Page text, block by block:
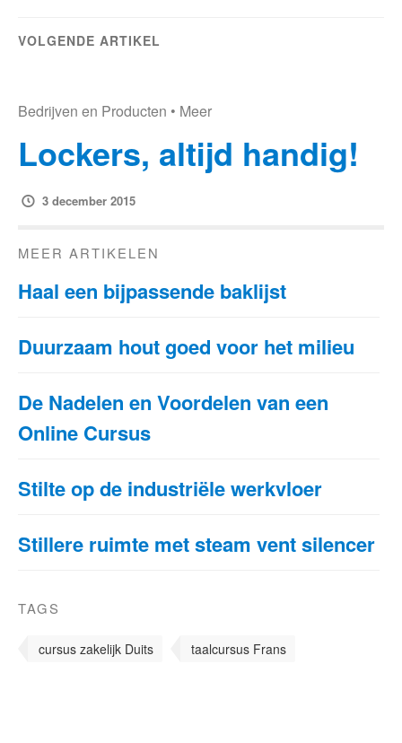
VOLGENDE ARTIKEL
Bedrijven en Producten • Meer
Lockers, altijd handig!
3 december 2015
MEER ARTIKELEN
Haal een bijpassende baklijst
Duurzaam hout goed voor het milieu
De Nadelen en Voordelen van een
Online Cursus
Stilte op de industriële werkvloer
Stillere ruimte met steam vent silencer
TAGS
cursus zakelijk Duits taalcursus Frans